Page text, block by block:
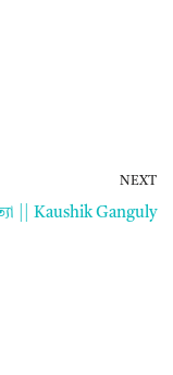
NEXT
|| Kaushik Ganguly